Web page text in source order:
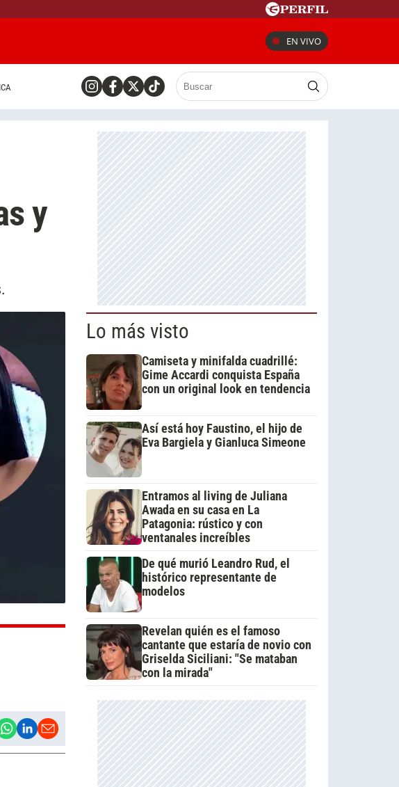
EN VIVO
y
Lo más visto
Camiseta y minifalda cuadrillé:
Gime Accardi conquista España
con un original look en tendencia
Así está hoy Faustino, el hijo de
Eva Bargiela y Gianluca Simeone
Entramos al living de Juliana
Awada en su casa en La
Patagonia: rústico y con
ventanales increíbles
De qué murió Leandro Rud, el
histórico representante de
modelos
Revelan quién es el famoso
cantante que estaría de novio con
Griselda Siciliani: "Se mataban
con la mirada"